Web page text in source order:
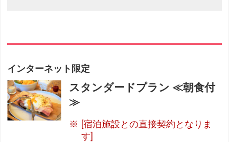
インターネット限定
スタンダードプラン ≪朝食付
≫
[宿泊施設との直接契約となりま
す]